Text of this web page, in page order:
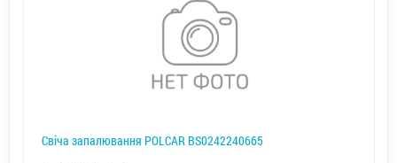
Свіча запалювання POLCAR BS0242240665